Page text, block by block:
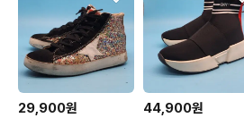
29,900원 44,900원